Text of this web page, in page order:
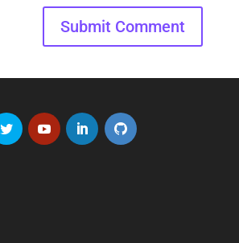
Submit Comment